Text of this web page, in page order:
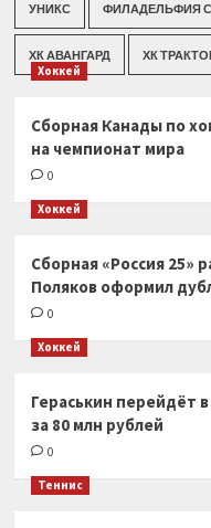
УНИКС ФИЛАДЕЛЬФИЯ
ХК АВАНГАРД ХК
Хоккей
Сборная Канады по
на чемпионат мира
0
Хоккей
Сборная «Россия 25»
Поляков оформил
0
Хоккей
Гераськин перейдёт
за 80 млн рублей
0
Теннис